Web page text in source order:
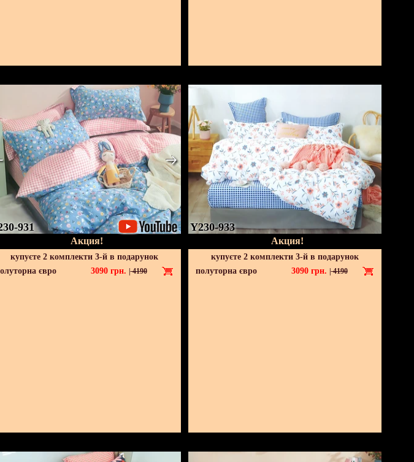
931
Акция!
купуєте 2 комплекти 3-й в подарунок
євро
3090 грн. |4190
Y230-933
Акция!
купуєте 2 комплекти 3-й в подарунок
полуторна євро
3090 грн. |4190